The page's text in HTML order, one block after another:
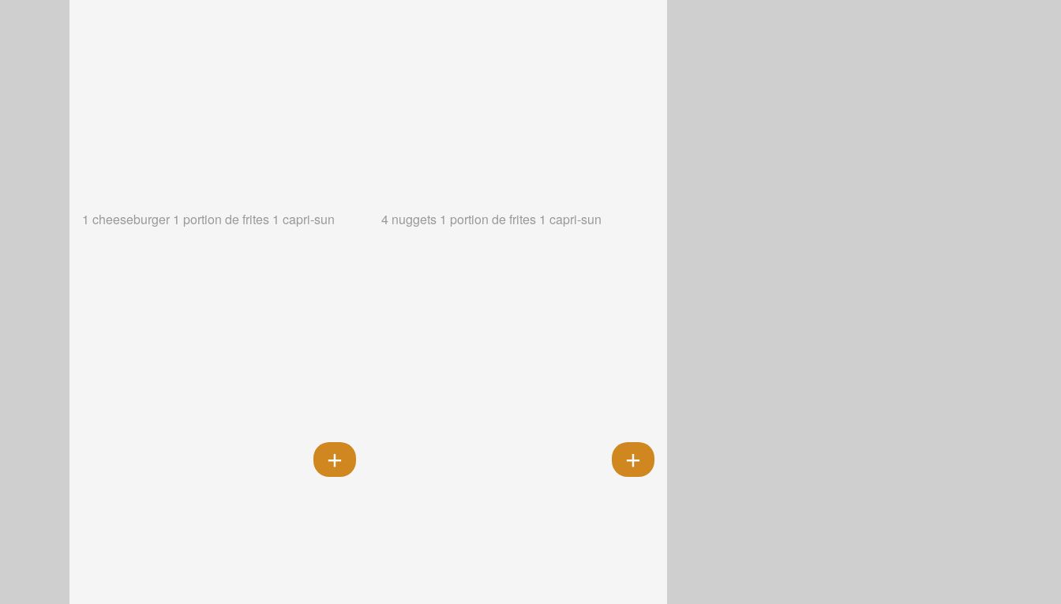
1 cheeseburger 1 portion de frites 1 capri-sun 4 nuggets 1 portion de frites 1 capri-sun